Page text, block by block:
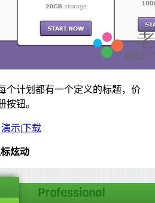
个计划都有一个定义的标题，价
按钮。
演示|下载
炫动